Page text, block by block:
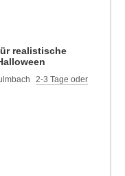
realistische
2-3 Tage oder